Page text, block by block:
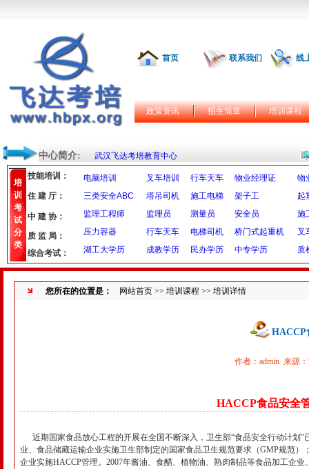
首页 联系我们 线
政策资讯 招生简章 培训课程
中心简介: 武汉飞达考培教育中心
培
训
考
试
分
类
技能培训： 电脑培训 叉车培训 行车天车 物业经理证
物
三类安全ABC
塔吊司机 施工电梯 架子工
起
监理工程师
监理员 测量员 安全员
施
压力容器
行车天车 电梯司机 桥门式起重机
叉
湖工大学历
成教学历 民办学历 中专学历 质
住 建 厅：
中 建 协：
质 监 局：
综合考试：
您所在的位置是： 网站首页 >> 培训课程 >> 培训详情
HACCP
作者：admin 来源
HACCP食品安全
近期国家食品放心工程的开展在全国不断深入，卫生部“食品安全行动计划”
业、食品储藏运输企业实施卫生部制定的国家食品卫生规范要求（GMP规范
企业实施HACCP管理。2007年酱油、食醋、植物油、熟肉制品等食品加工企